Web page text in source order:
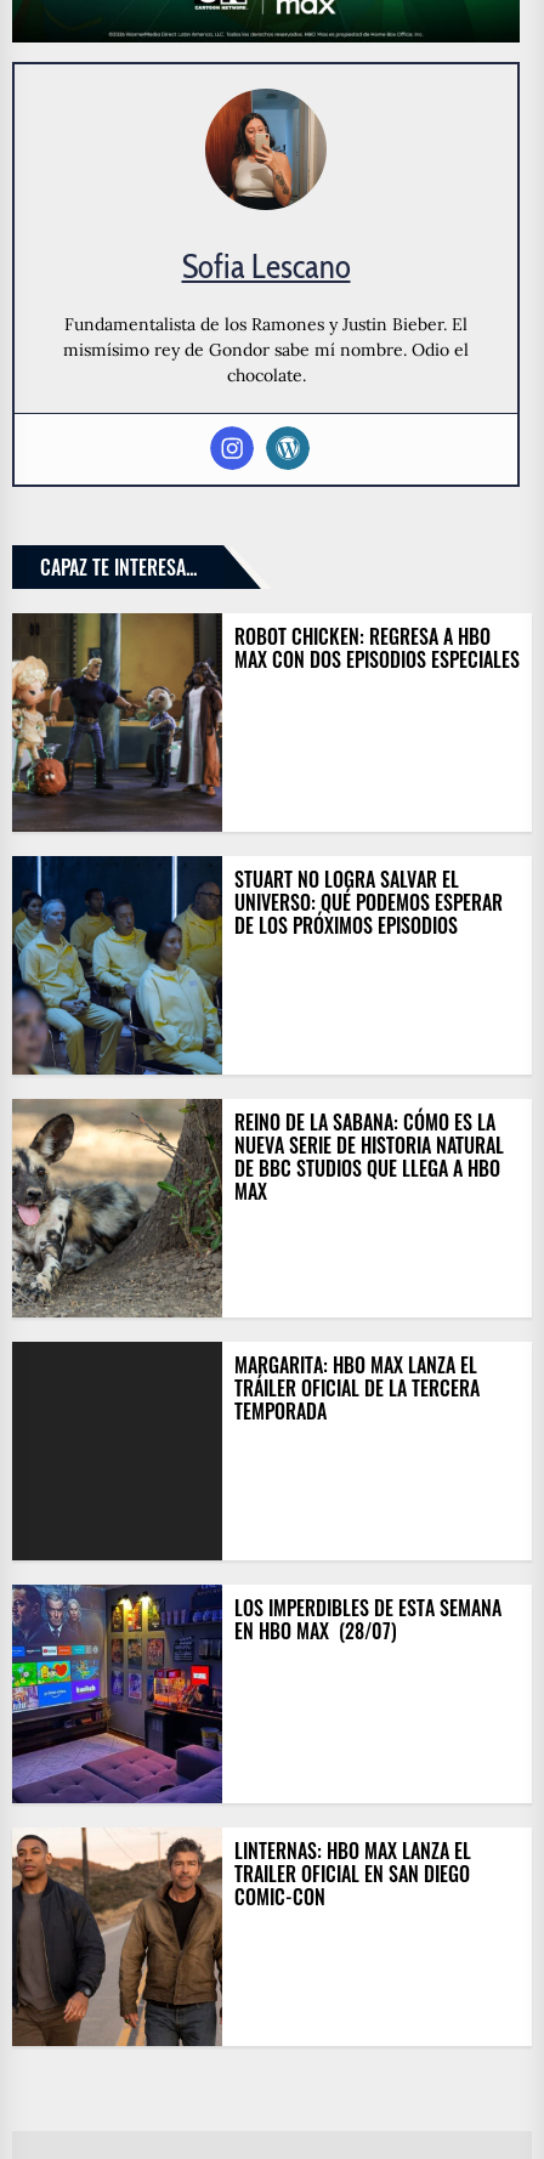
Sofia Lescano
Fundamentalista de los Ramones y Justin Bieber. El
mismísimo rey de Gondor sabe mí nombre. Odio el
chocolate.
CAPAZ TE INTERESA...
ROBOT CHICKEN: REGRESA A HBO
MAX CON DOS EPISODIOS ESPECIALES
STUART NO LOGRA SALVAR EL
UNIVERSO: QUÉ PODEMOS ESPERAR
DE LOS PRÓXIMOS EPISODIOS
​REINO DE LA SABANA: CÓMO ES LA
NUEVA SERIE DE HISTORIA NATURAL
DE BBC STUDIOS QUE LLEGA A HBO
MAX
MARGARITA: HBO MAX LANZA EL
TRÁILER OFICIAL DE LA TERCERA
TEMPORADA
LOS IMPERDIBLES DE ESTA SEMANA
EN HBO MAX ​ (28/07)
LINTERNAS: HBO MAX LANZA EL
TRAILER OFICIAL EN SAN DIEGO
COMIC-CON